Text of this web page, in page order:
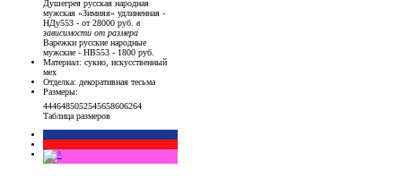
Душегрея русская народная
мужская «Зимняя» удлиненная -
НДу553 - от 28000 руб. в
зависимости от размера
Варежки русские народные
мужские - НВ553 - 1800 руб.
Материал: сукно, искусственный
мех
Отделка: декоративная тесьма
Размеры:
4446485052545658606264
Таблица размеров